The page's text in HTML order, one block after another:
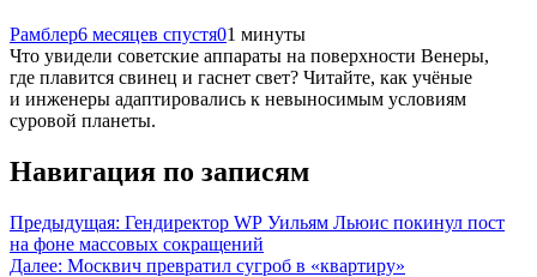
Рамблер6 месяцев спустя01 минуты
Что увидели советские аппараты на поверхности Венеры,
где плавится свинец и гаснет свет? Читайте, как учёные
и инженеры адаптировались к невыносимым условиям
суровой планеты.
Навигация по записям
Предыдущая: Гендиректор WP Уильям Льюис покинул пост
на фоне массовых сокращений
Далее: Москвич превратил сугроб в «квартиру»